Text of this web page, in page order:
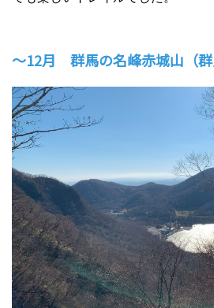
～12月 群馬の名峰赤城山（